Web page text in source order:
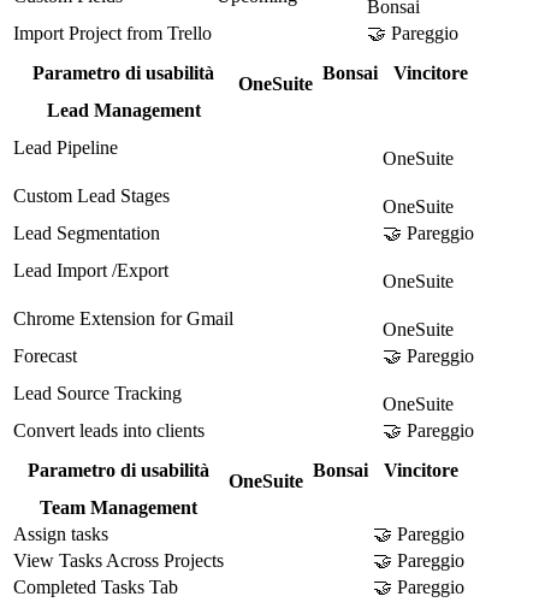
Bonsai
Import Project from Trello
🤝 Pareggio
Parametro di usabilità
OneSuite
Bonsai
Vincitore
Lead Management
Lead Pipeline
OneSuite
Custom Lead Stages
OneSuite
Lead Segmentation
🤝 Pareggio
Lead Import /Export
OneSuite
Chrome Extension for Gmail
OneSuite
Forecast
🤝 Pareggio
Lead Source Tracking
OneSuite
Convert leads into clients
🤝 Pareggio
Parametro di usabilità
OneSuite
Bonsai
Vincitore
Team Management
Assign tasks
🤝 Pareggio
View Tasks Across Projects
🤝 Pareggio
Completed Tasks Tab
🤝 Pareggio